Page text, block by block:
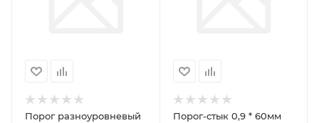
Порог разноуровневый
Порог-стык 0,9 * 60мм